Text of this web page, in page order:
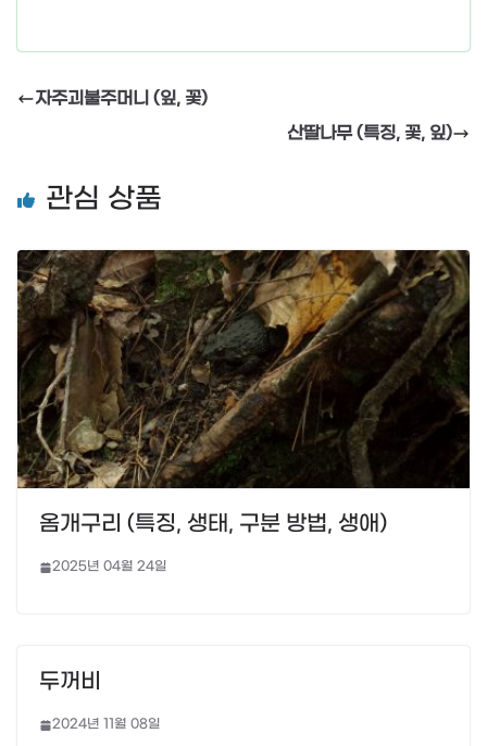
자주괴불주머니 (잎, 꽃)
산딸나무 (특징, 꽃, 잎)
관심 상품
옴개구리 (특징, 생태, 구분 방법, 생애)
2025년 04월 24일
두꺼비
2024년 11월 08일